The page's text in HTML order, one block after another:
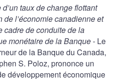
taux de change flottant
de l’économie canadienne et
cadre de conduite de la
monétaire de la Banque- Le
de la Banque du Canada,
S. Poloz, prononce un
développement économique